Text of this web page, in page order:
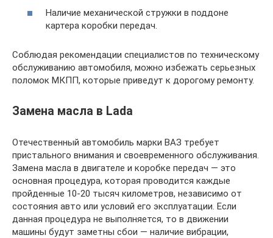
Наличие механической стружки в поддоне
картера коробки передач.
Соблюдая рекомендации специалистов по техническому
обслуживанию автомобиля, можно избежать серьезных
поломок МКПП, которые приведут к дорогому ремонту.
Замена масла в Lada
Отечественный автомобиль марки ВАЗ требует
пристального внимания и своевременного обслуживания.
Замена масла в двигателе и коробке передач — это
основная процедура, которая проводится каждые
пройденные 10-20 тысяч километров, независимо от
состояния авто или условий его эксплуатации. Если
данная процедура не выполняется, то в движении
машины будут заметны сбои — наличие вибрации,